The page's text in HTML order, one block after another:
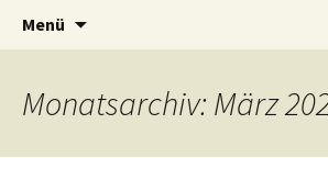
Klimaarbeitskreis
Lauda-Königshofen
Menü
Monatsarchiv: März